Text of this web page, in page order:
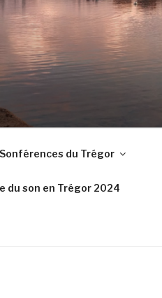
Sonférences du Trégor
du son en Trégor 2024